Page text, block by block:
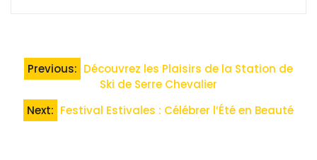
Navigation
de
l’article
Previous: Découvrez les Plaisirs de la Station de
Ski de Serre Chevalier
Next: Festival Estivales : Célébrer l’Été en Beauté